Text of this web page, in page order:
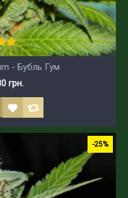
- Бубль Гум
грн.
-25%